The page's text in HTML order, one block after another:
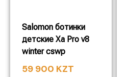
Salomon ботинки
детские Xa Pro v8
winter cswp
59 900 KZT